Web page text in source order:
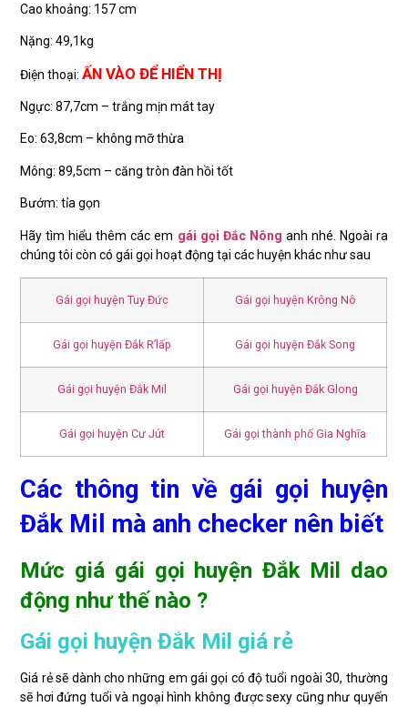
Cao khoảng: 157 cm
Nặng: 49,1kg
Điện thoại:ẤN VÀO ĐỂ HIỂN THỊ
Ngực: 87,7cm – trắng mịn mát tay
Eo: 63,8cm – không mỡ thừa
Mông: 89,5cm – căng tròn đàn hồi tốt
Bướm: tỉa gọn
Hãy tìm hiểu thêm các em gái gọi Đắc Nông anh nhé. Ngoài ra
chúng tôi còn có gái gọi hoạt động tại các huyện khác như sau
Gái gọi huyện Tuy Đức Gái gọi huyện Krông Nô
Gái gọi huyện Đắk R’lấp Gái gọi huyện Đắk Song
Gái gọi huyện Đắk Mil Gái gọi huyện Đắk Glong
Gái gọi huyện Cư Jút Gái gọi thành phố Gia Nghĩa
Các thông tin về gái gọi huyện
Đắk Mil mà anh checker nên biết
Mức giá gái gọi huyện Đắk Mil dao
động như thế nào ?
Gái gọi huyện Đắk Mil giá rẻ
Giá rẻ sẽ dành cho những em gái gọi có độ tuổi ngoài 30, thường
sẽ hơi đứng tuổi và ngoại hình không được sexy cũng như quyến